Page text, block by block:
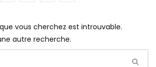
vous cherchez est introuvable.
autre recherche.